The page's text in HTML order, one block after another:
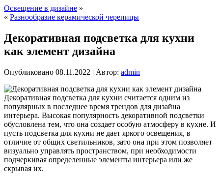
Освещение в дизайне »
« Разнообразие керамической черепицы
Декоративная подсветка для кухни
как элемент дизайна
Опубликовано 08.11.2022 | Автор: admin
Декоративная подсветка для кухни считается одним из
популярных в последнее время трендов для дизайна
интерьера. Высокая популярность декоративной подсветки
обусловлена тем, что она создает особую атмосферу в кухне. И
пусть подсветка для кухни не дает яркого освещения, в
отличие от общих светильников, зато она при этом позволяет
визуально управлять пространством, при необходимости
подчеркивая определенные элементы интерьера или же
скрывая их.